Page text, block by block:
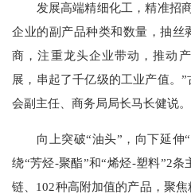
发展高端精细化工，精准招商
企业的副产品种类和数量，抽丝
商，注重龙头企业带动，推动
展，串起了千亿级的工业产值。
会副主任、商务局局长马长健说。
向上突破“油头”，向下延伸“
绕“芳烃-聚酯”和“烯烃-塑料”2
链、102种高附加值的产品，聚